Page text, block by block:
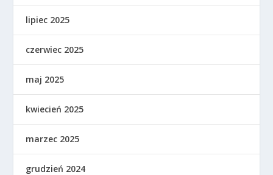
lipiec 2025
czerwiec 2025
maj 2025
kwiecień 2025
marzec 2025
grudzień 2024